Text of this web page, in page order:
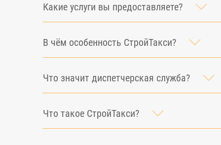
Какие услуги вы предоставляете?
В чём особенность СтройТакси?
Что значит диспетчерская служба?
Что такое СтройТакси?